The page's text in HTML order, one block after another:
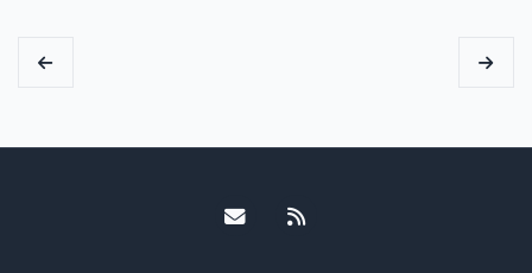
Email me